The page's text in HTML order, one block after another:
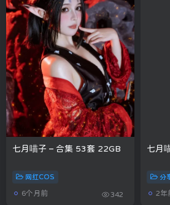
七月喵子 – 合集 53套 22GB
网红COS
6个月前 342
七月
分
2年